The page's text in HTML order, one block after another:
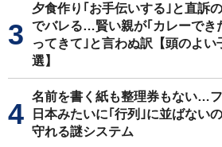
夕食作り｢お手伝いする｣と直訴
でバレる…賢い親が｢カレーでき
ってきて｣と言わぬ訳【頭のよい
選】
名前を書く紙も整理券もない…
日本みたいに｢行列｣に並ばない
守れる謎システム